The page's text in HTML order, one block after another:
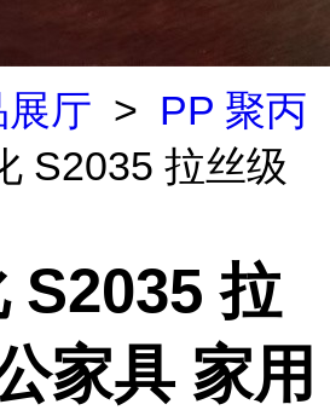
展厅 > PP 聚丙
S2035 拉丝级
S2035 拉
家具 家用